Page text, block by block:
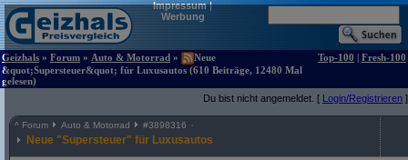
Impressum|
Werbung
Geizhals » Forum » Auto & Motorrad »
Neue
&quot;Supersteuer&quot; für Luxusautos (610 Beiträge, 12480 Mal
gelesen)
Top-100 | Fresh-100
Du bist nicht angemeldet. [ Login/Registrieren ]
^ Forum Auto & Motorrad #3898316
Neue "Supersteuer" für Luxusautos